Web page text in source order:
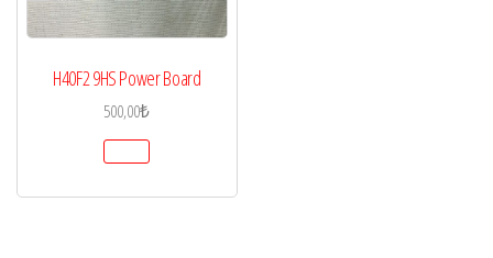
H40F2 9HS Power Board
500,00₺